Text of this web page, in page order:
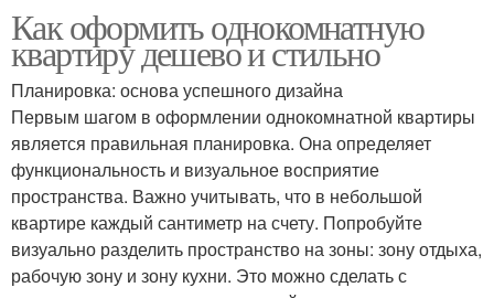
Как оформить однокомнатную
квартиру дешево и стильно
Планировка: основа успешного дизайна
Первым шагом в оформлении однокомнатной квартиры
является правильная планировка. Она определяет
функциональность и визуальное восприятие
пространства. Важно учитывать, что в небольшой
квартире каждый сантиметр на счету. Попробуйте
визуально разделить пространство на зоны: зону отдыха,
рабочую зону и зону кухни. Это можно сделать с